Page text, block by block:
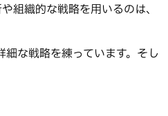
組織的な戦略を用いるのは、
な戦略を練っています。そし